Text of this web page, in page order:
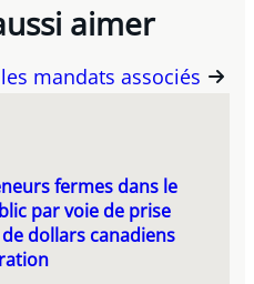
aimer
mandats associés
fermes dans le
par voie de prise
dollars canadiens